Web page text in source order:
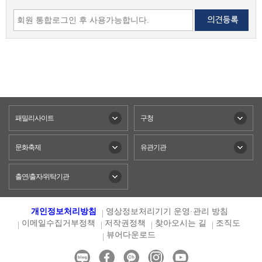
패밀리사이트 구청
문화축제 유관기관
출연/출자/위탁기관
개인정보처리방침
영상정보처리기기 운영·관리 방침
이메일수집거부정책
저작권정책 찾아오시는 길
조직도
뷰어다운로드